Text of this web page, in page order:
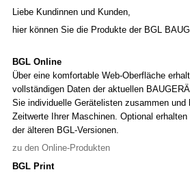
Liebe Kundinnen und Kunden,
hier können Sie die Produkte der BGL
BGL Online
Über eine komfortable Web-Oberfläche
vollständigen Daten der aktuellen
Sie individuelle Gerätelisten zusammen und
Zeitwerte Ihrer Maschinen. Optional
der älteren BGL-Versionen.
zu den Online-Produkten
BGL Print